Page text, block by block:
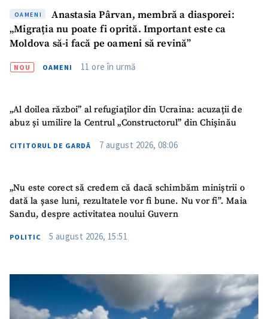
SUSȚINE
OAMENI
Anastasia Pârvan, membră a diasporei:
„Migrația nu poate fi oprită. Important este ca
Moldova să-i facă pe oameni să revină”
NOU OAMENI 11 ore în urmă
„Al doilea război” al refugiaților din Ucraina: acuzații de
abuz și umilire la Centrul „Constructorul” din Chișinău
CITITORUL DE GARDĂ 7 august 2026, 08:06
„Nu este corect să credem că dacă schimbăm miniștrii o
dată la șase luni, rezultatele vor fi bune. Nu vor fi”. Maia
Sandu, despre activitatea noului Guvern
POLITIC 5 august 2026, 15:51